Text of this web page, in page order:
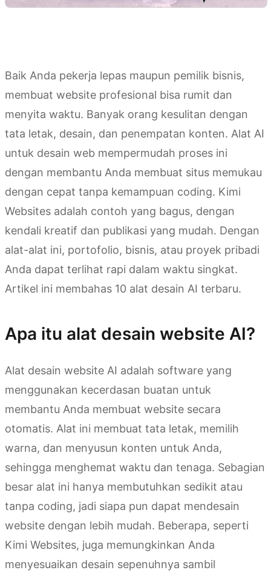
Baik Anda pekerja lepas maupun pemilik bisnis,
membuat website profesional bisa rumit dan
menyita waktu. Banyak orang kesulitan dengan
tata letak, desain, dan penempatan konten. Alat AI
untuk desain web mempermudah proses ini
dengan membantu Anda membuat situs memukau
dengan cepat tanpa kemampuan coding. Kimi
Websites adalah contoh yang bagus, dengan
kendali kreatif dan publikasi yang mudah. Dengan
alat-alat ini, portofolio, bisnis, atau proyek pribadi
Anda dapat terlihat rapi dalam waktu singkat.
Artikel ini membahas 10 alat desain AI terbaru.
Apa itu alat desain website AI?
Alat desain website AI adalah software yang
menggunakan kecerdasan buatan untuk
membantu Anda membuat website secara
otomatis. Alat ini membuat tata letak, memilih
warna, dan menyusun konten untuk Anda,
sehingga menghemat waktu dan tenaga. Sebagian
besar alat ini hanya membutuhkan sedikit atau
tanpa coding, jadi siapa pun dapat mendesain
website dengan lebih mudah. Beberapa, seperti
Kimi Websites, juga memungkinkan Anda
menyesuaikan desain sepenuhnya sambil